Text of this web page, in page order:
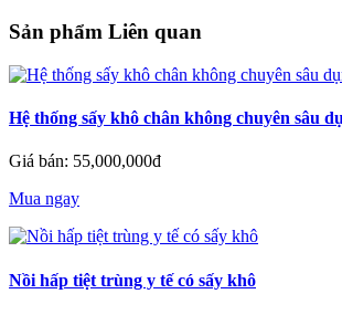
Sản phẩm Liên quan
Hệ thống sấy khô chân không chuyên sâu
Giá bán: 55,000,000đ
Mua ngay
Nồi hấp tiệt trùng y tế có sấy khô